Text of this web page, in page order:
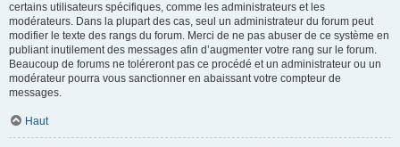
certains utilisateurs spécifiques, comme les administrateurs et les
modérateurs. Dans la plupart des cas, seul un administrateur du forum peut
modifier le texte des rangs du forum. Merci de ne pas abuser de ce système en
publiant inutilement des messages afin d’augmenter votre rang sur le forum.
Beaucoup de forums ne toléreront pas ce procédé et un administrateur ou un
modérateur pourra vous sanctionner en abaissant votre compteur de
messages.
Haut